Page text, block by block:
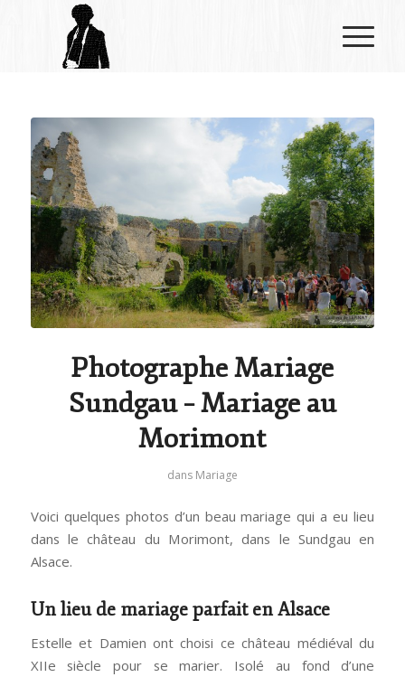
Photographe Mariage
Sundgau – Mariage au
Morimont
dans Mariage
Voici quelques photos d’un beau mariage qui a eu lieu
dans le château du Morimont, dans le Sundgau en
Alsace.
Un lieu de mariage parfait en Alsace
Estelle et Damien ont choisi ce château médiéval du
XIIe siècle pour se marier. Isolé au fond d’une